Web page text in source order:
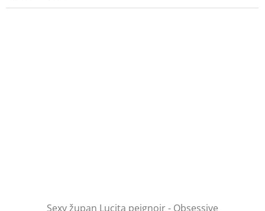
Sexy župan Lucita peignoir - Obsessive